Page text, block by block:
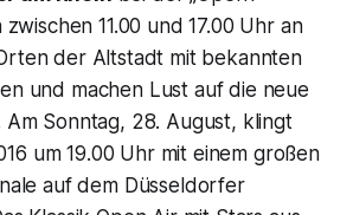
zwischen 11.00 und 17.00 Uhr an
der Altstadt mit bekannten
und machen Lust auf die neue
Am Sonntag, 28. August, klingt
um 19.00 Uhr mit einem großen
auf dem Düsseldorfer